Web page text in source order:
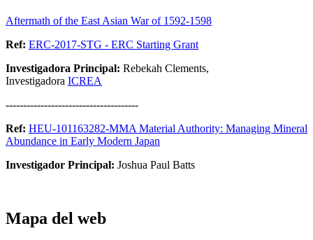
Aftermath of the East Asian War of 1592-1598
Ref: ERC-2017-STG - ERC Starting Grant
Investigadora Principal: Rebekah Clements,
Investigadora ICREA
--------------------------------------
Ref: HEU-101163282-MMA Material Authority: Managing Mineral
Abundance in Early Modern Japan
Investigador Principal: Joshua Paul Batts
Mapa del web